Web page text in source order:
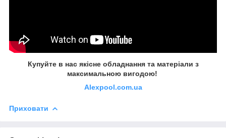
Купуйте в нас якісне обладнання та матеріали з
максимальною вигодою!
Alexpool.com.ua
Приховати